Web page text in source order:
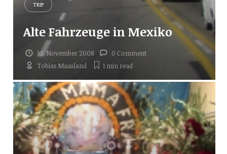
TRIP
Alte Fahrzeuge in Mexiko
10. November 2008
0 Comment
Tobias Maasland
1 min read